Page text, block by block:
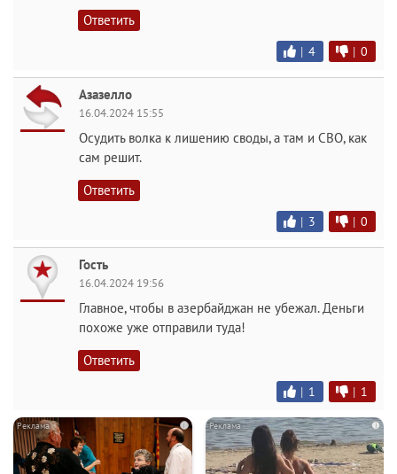
Ответить
| 4 | 0
Азазелло
16.04.2024 15:55
Осудить волка к лишению своды, а там и СВО, как
сам решит.
Ответить
| 3 | 0
Гость
16.04.2024 19:56
Главное, чтобы в азербайджан не убежал. Деньги
похоже уже отправили туда!
Ответить
| 1 | 1
i i